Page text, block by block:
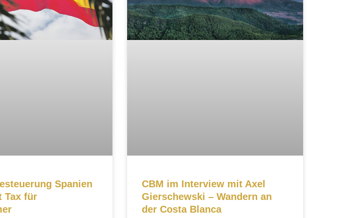
Spanien
Tax für
CBM im Interview mit Axel
Gierschewski – Wandern an
der Costa Blanca